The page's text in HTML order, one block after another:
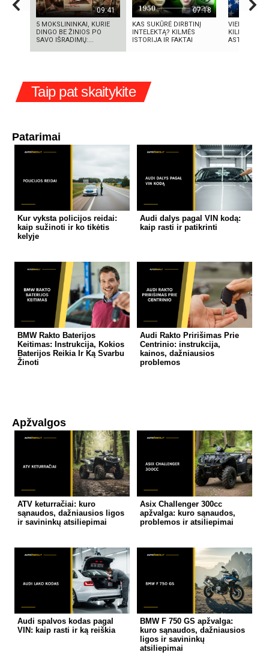
09:41
5 MOKSLININKAI, KURIE
DINGO BE ŽINIOS PO
SAVO IŠRADIMŲ:...
07:18
KAS SUKŪRĖ DIRBTINĮ
INTELEKTĄ? KILMĖS
ISTORIJA IR FAKTAI
VIENINTELIS
KILMĖS
Taip pat skaitykite
Patarimai
Kur vyksta policijos reidai:
kaip sužinoti ir ko tikėtis
kelyje
Audi dalys pagal VIN kodą:
kaip rasti ir patikrinti
BMW Rakto Baterijos
Keitimas: Instrukcija, Kokios
Baterijos Reikia Ir Ką Svarbu
Žinoti
Audi Rakto Pririšimas Prie
Centrinio: instrukcija,
kainos, dažniausios
problemos
Apžvalgos
ATV keturračiai: kuro
sąnaudos, dažniausios ligos
ir savininkų atsiliepimai
Asix Challenger 300cc
apžvalga: kuro sąnaudos,
problemos ir atsiliepimai
Audi spalvos kodas pagal
VIN: kaip rasti ir ką reiškia
BMW F 750 GS apžvalga:
kuro sąnaudos, dažniausios
ligos ir savininkų
atsiliepimai